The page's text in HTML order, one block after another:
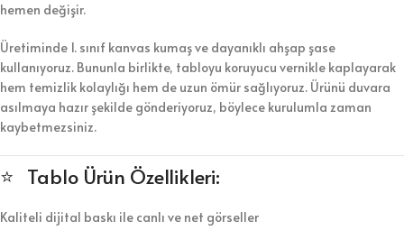
hemen değişir.
Üretiminde 1. sınıf kanvas kumaş ve dayanıklı ahşap şase
kullanıyoruz. Bununla birlikte, tabloyu koruyucu vernikle kaplayarak
hem temizlik kolaylığı hem de uzun ömür sağlıyoruz. Ürünü duvara
asılmaya hazır şekilde gönderiyoruz, böylece kurulumla zaman
kaybetmezsiniz.
⭐ Tablo Ürün Özellikleri:
Kaliteli dijital baskı ile canlı ve net görseller